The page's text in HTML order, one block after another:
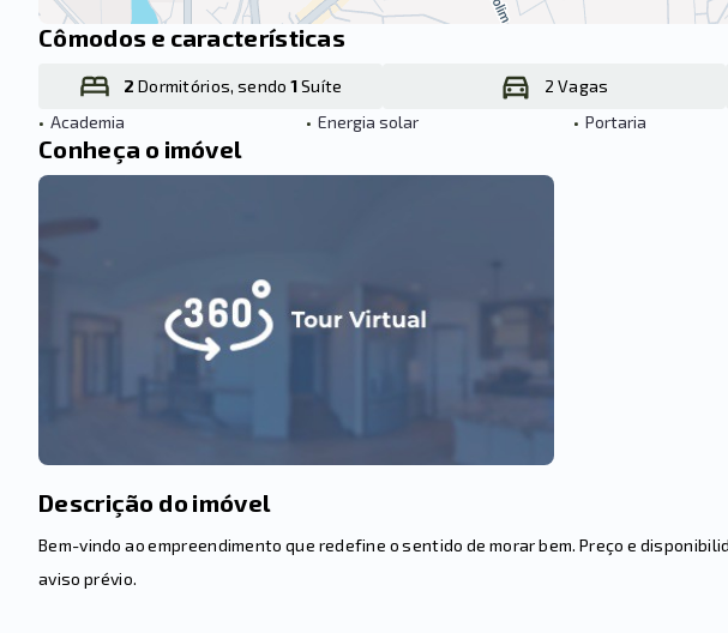
Cômodos e características
2 Dormitórios, sendo1Suíte 2 Vagas
• Academia • Energia solar • Portaria
Conheça o imóvel
Descrição do imóvel
Bem-vindo ao empreendimento que redefine o sentido de morar bem. Preço e
aviso prévio.